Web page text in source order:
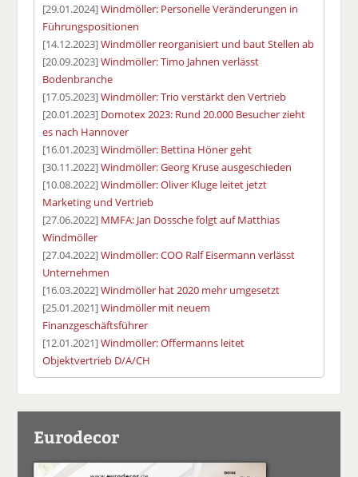
[29.01.2024]Windmöller: Personelle Veränderungen in
Führungspositionen
[14.12.2023]Windmöller reorganisiert und baut Stellen ab
[20.09.2023]Windmöller: Timo Jahnen verlässt
Bodenbranche
[17.05.2023]Windmöller: Trio verstärkt den Vertrieb
[20.01.2023] Domotex 2023: Rund 20.000 Besucher zieht
es nach Hannover
[16.01.2023]Windmöller: Bettina Höner geht
[30.11.2022]Windmöller: Georg Kruse ausgeschieden
[10.08.2022]Windmöller: Oliver Kluge leitet jetzt
Marketing und Vertrieb
[27.06.2022] MMFA: Jan Dossche folgt auf Matthias
Windmöller
[27.04.2022]Windmöller: COO Ralf Eisermann verlässt
Unternehmen
[16.03.2022]Windmöller hat 2020 mehr umgesetzt
[25.01.2021]Windmöller mit neuem
Finanzgeschäftsführer
[12.01.2021]Windmöller: Offermanns leitet
Objektvertrieb D/A/CH
Eurodecor